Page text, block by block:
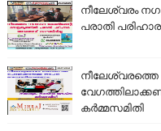
നീലേശ്വരം
പരാതി
നീലേശ്വരത്തെ
കർമ്മസമിതി